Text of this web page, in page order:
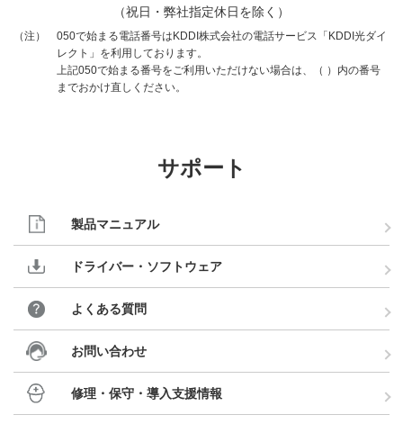
（祝日・弊社指定休日を除く）
（注）
050で始まる電話番号はKDDI株式会社の電話サービス「KDDI光ダイ
レクト」を利用しております。
上記050で始まる番号をご利用いただけない場合は、（ ）内の番号
までおかけ直しください。
サポート
製品マニュアル
ドライバー・ソフトウェア
よくある質問
お問い合わせ
修理・保守・導入支援情報